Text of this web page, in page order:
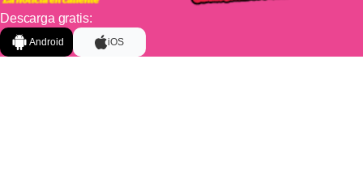
Descarga gratis:
Android iOS